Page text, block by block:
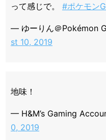
って感じで。 #ポケモン
— ゆーりん＠Pokémon
st 10, 2019
地味！
— H&M’s Gaming
0, 2019